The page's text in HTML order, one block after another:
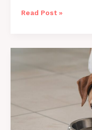
Pourquoi
Read Post »